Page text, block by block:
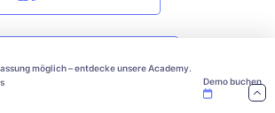
möglich – entdecke unsere Academy.
Demo buchen